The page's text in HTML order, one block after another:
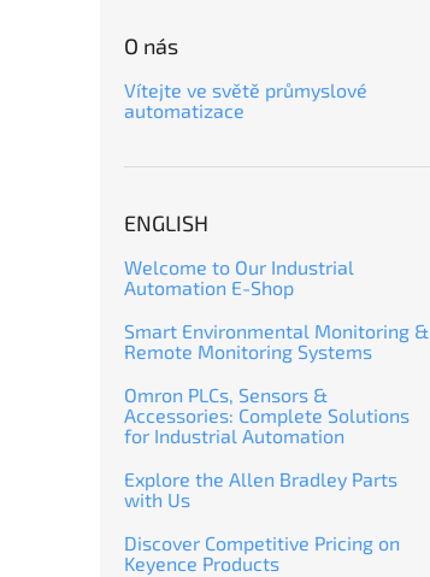
O nás
Vítejte ve světě průmyslové
automatizace
ENGLISH
Welcome to Our Industrial
Automation E-Shop
Smart Environmental Monitoring &
Remote Monitoring Systems
Omron PLCs, Sensors &
Accessories: Complete Solutions
for Industrial Automation
Explore the Allen Bradley Parts
with Us
Discover Competitive Pricing on
Keyence Products